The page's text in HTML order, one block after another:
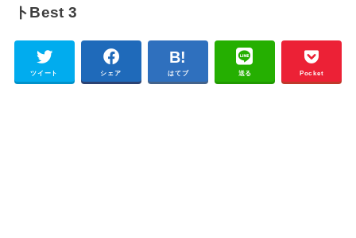
トBest 3
ツイート シェア はてブ 送る Pocket